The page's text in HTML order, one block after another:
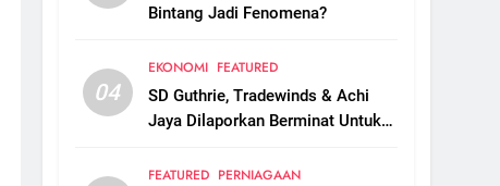
Bintang Jadi Fenomena?
04
EKONOMI FEATURED
SD Guthrie, Tradewinds & Achi
Jaya Dilaporkan Berminat Untuk
FEATURED PERNIAGAAN